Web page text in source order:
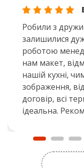
Робили з
залишилися
роботою
нам макет,
нашій кухні,
зображення,
договір, всі
ідеальна.